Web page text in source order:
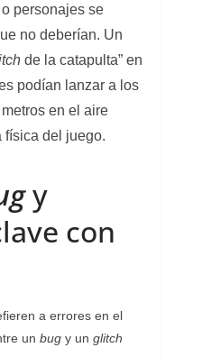
personajes se
no deberían. Un
de la catapulta” en
podían lanzar a los
en el aire
física del juego.
y
con
a errores en el
un bug y un glitch